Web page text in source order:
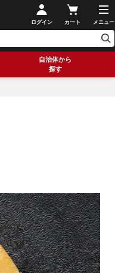
ログイン カート メニュー
自治体から
探す